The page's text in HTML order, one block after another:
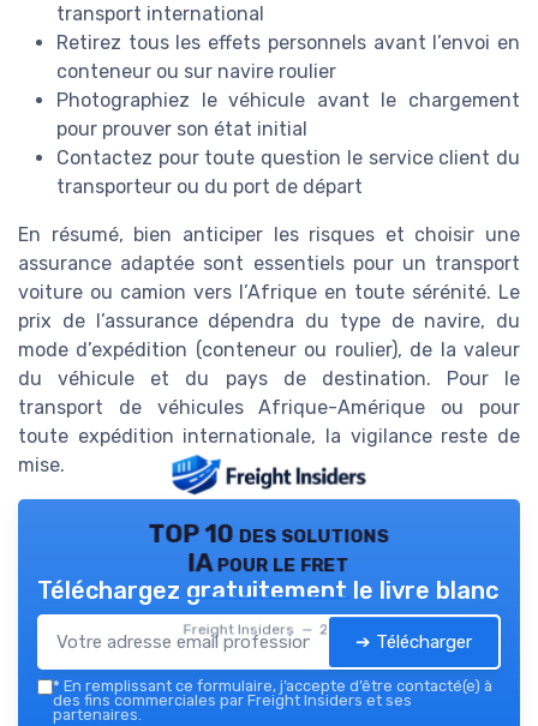
transport international
Retirez tous les effets personnels avant l’envoi en
conteneur ou sur navire roulier
Photographiez le véhicule avant le chargement
pour prouver son état initial
Contactez pour toute question le service client du
transporteur ou du port de départ
En résumé, bien anticiper les risques et choisir une
assurance adaptée sont essentiels pour un transport
voiture ou camion vers l’Afrique en toute sérénité. Le
prix de l’assurance dépendra du type de navire, du
mode d’expédition (conteneur ou roulier), de la valeur
du véhicule et du pays de destination. Pour le
transport de véhicules Afrique-Amérique ou pour
toute expédition internationale, la vigilance reste de
mise.
TOP 10 des solutions
IA pour le fret
Freight Insiders — 2026
Téléchargez gratuitement le livre blanc
➔ Télécharger
* En remplissant ce formulaire, j’accepte d’être contacté(e) à
des fins commerciales par Freight Insiders et ses
partenaires.